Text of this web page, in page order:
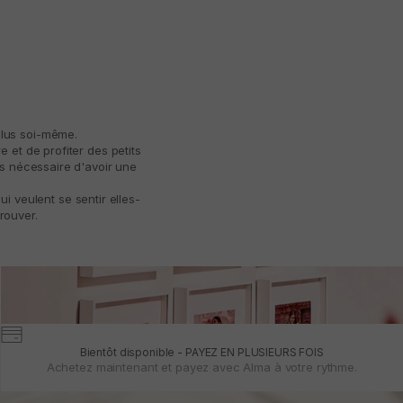
soi-même.
et de profiter des petits
nécessaire d'avoir une
veulent se sentir elles-
Bientôt disponible - PAYEZ EN PLUSIEURS FOIS
Achetez maintenant et payez avec Alma à votre rythme.